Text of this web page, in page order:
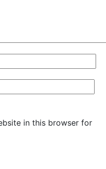
in this browser for